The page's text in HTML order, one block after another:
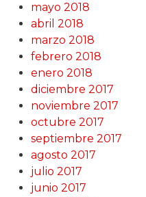
mayo 2018
abril 2018
marzo 2018
febrero 2018
enero 2018
diciembre 2017
noviembre 2017
octubre 2017
septiembre 2017
agosto 2017
julio 2017
junio 2017